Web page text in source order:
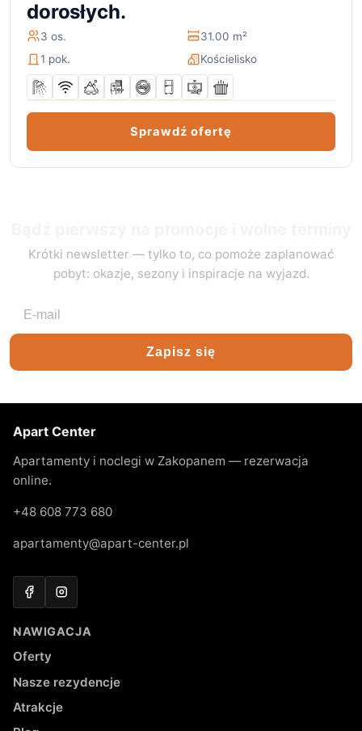
dorosłych.
3 os.
31.00 m²
1 pok.
Kościelisko
Sprawdź ofertę
Krótki newsletter — tylko to, co pomoże zaplanować
pobyt: okazje, sezony i inspiracje na wyjazd.
Adres e-mail
Zapisz się
Apart Center
Apartamenty i noclegi w Zakopanem — rezerwacja
online.
+48 608 773 680
apartamenty@apart-center.pl
FacebookInstagram
NAWIGACJA
Oferty
Nasze rezydencje
Atrakcje